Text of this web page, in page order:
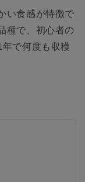
い食感が特徴で
種で、初心者の
で何度も収穫